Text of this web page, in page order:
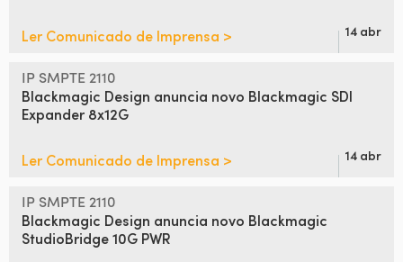
Ler Comunicado de Imprensa > 14 abr
IP SMPTE 2110
Blackmagic Design anuncia novo Blackmagic SDI
Expander 8x12G
Ler Comunicado de Imprensa > 14 abr
IP SMPTE 2110
Blackmagic Design anuncia novo Blackmagic
StudioBridge 10G PWR